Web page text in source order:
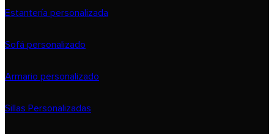
Estantería personalizada
Sofá personalizado
Armario personalizado
Sillas Personalizadas